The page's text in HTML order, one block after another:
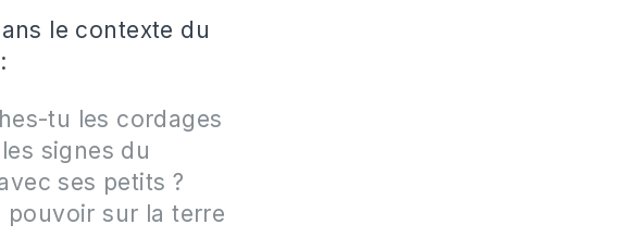
le contexte du
tu les cordages
signes du
ses petits ?
pouvoir sur la terre